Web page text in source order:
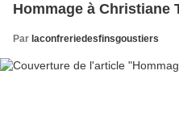
Hommage à Christiane
Par laconfreriedesfinsgoustiers